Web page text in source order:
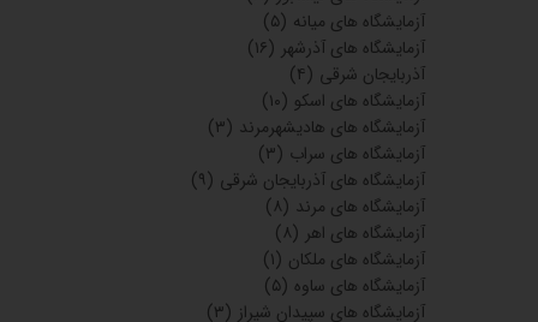
بیمه ملت (۳۲)
بیمه سامان (۳۱)
بیمه میهن
(۲۰)
بیمه ایران (۴۲)
آزمایشگاه های تربت حیدریه (۵)
آزمایشگاه های شوش
(۱)
آزمایشگاه های یاسوج (۱)
آزمایشگاه های سیرجان (۴)
آزمایشگاه های فریمان (۲)
آزمایشگاه های بروجرد (۹)
آزمایشگاه های سیرجان (۱)
آزمایشگاه های مبارکه (۲)